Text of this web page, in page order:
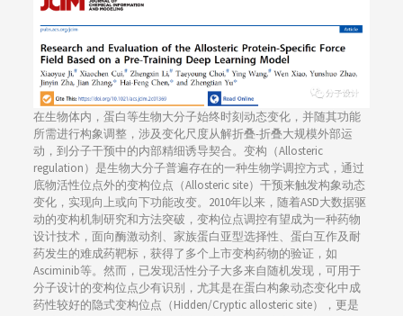
在生物体内，蛋白等生物大分子始终时刻动态变化，并随其功能
所需进行构象调整，涉及变化尺度从解折叠-折叠大规模外部运
动，到分子干预中的内部精细诱导契合。变构（Allosteric
regulation）是生物大分子普遍存在的一种生物学调控方式，通过
底物活性位点外的变构位点（Allosteric site）干预来触发构象动态
变化，实现向上或向下功能改变。2010年以来，随着ASD大数据驱
动的变构机制研究和方法突破，变构位点调控有望成为一种药物
设计技术，面向酶激动剂、家族蛋白亚型选择性、蛋白互作及耐
药发生的难成药靶标，获得了多个上市变构药物的验证，如
Asciminib等。然而，已发现活性分子大多来自随机发现，可用于
分子设计的变构位点少有识别，尤其是在蛋白构象动态变化中成
药性较好的隐式变构位点（Hidden/Cryptic allosteric site），更是